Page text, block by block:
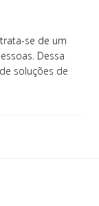
se de um
Dessa
soluções de